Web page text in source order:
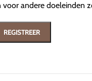
voor andere doeleinden
REGISTREER